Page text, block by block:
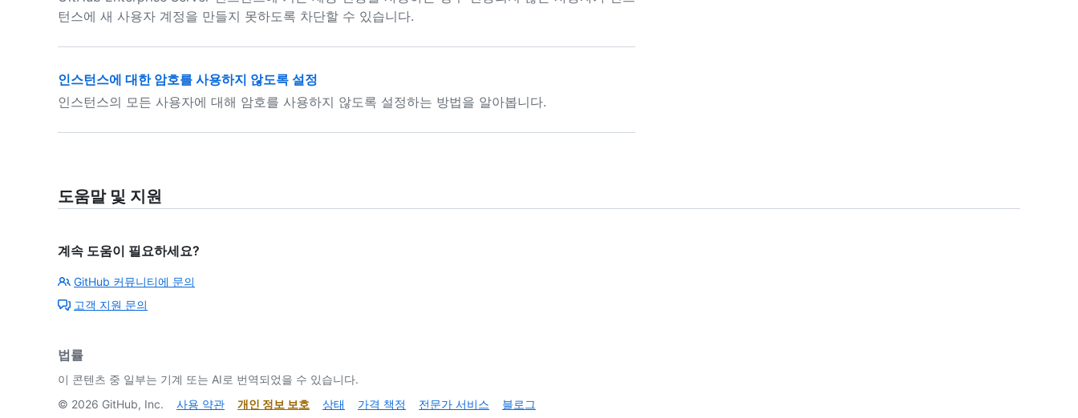
턴스에 새 사용자 계정을 만들지 못하도록 차단할 수 있습니다.
인스턴스에 대한 암호를 사용하지 않도록 설정
인스턴스의 모든 사용자에 대해 암호를 사용하지 않도록 설정하는 방법을 알아봅니다.
도움말 및 지원
계속 도움이 필요하세요?
GitHub 커뮤니티에 문의
고객 지원 문의
법률
이 콘텐츠 중 일부는 기계 또는 AI로 번역되었을 수 있습니다.
© 2026 GitHub, Inc. 사용 약관 개인 정보 보호 상태 가격 책정 전문가 서비스 블로그